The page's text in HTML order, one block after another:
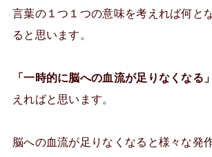
言葉の１つ１つの意味を考えれば何と
ると思います。
「一時的に脳への血流が足りなくなる」
えればと思います。
脳への血流が足りなくなると様々な発